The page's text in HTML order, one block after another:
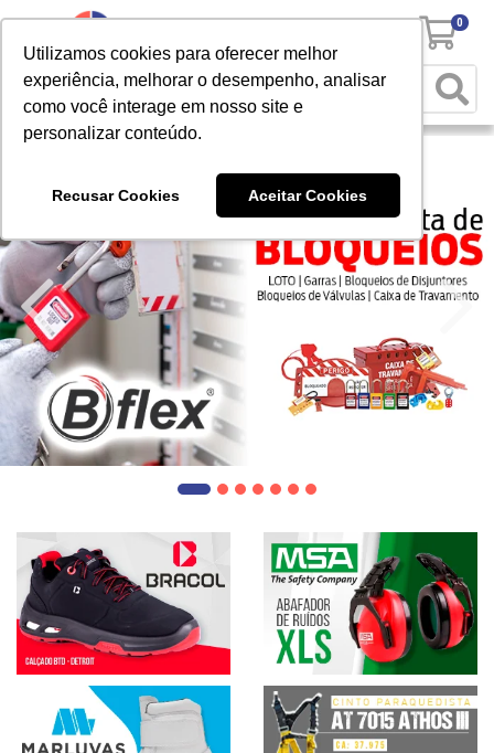
Utilizamos cookies para oferecer melhor
experiência, melhorar o desempenho, analisar
como você interage em nosso site e
personalizar conteúdo.
Recusar Cookies Aceitar Cookies
0